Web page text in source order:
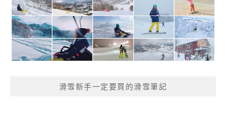
滑雪新手一定要買的滑雪筆記